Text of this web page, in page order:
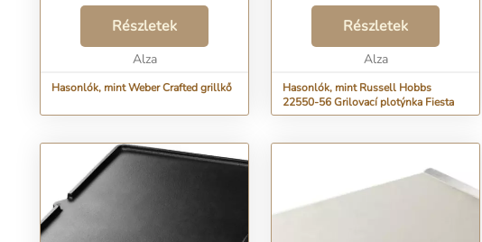
Részletek
Alza
Hasonlók, mint Weber Crafted grillkő
Részletek
Alza
Hasonlók, mint Russell Hobbs
22550-56 Grilovací plotýnka Fiesta